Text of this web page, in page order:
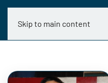
Skip to main content